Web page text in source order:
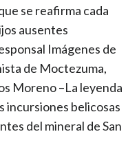
se reafirma cada
ausentes
Imágenes de
de Moctezuma,
Moreno –La leyenda
incursiones belicosas
del mineral de San